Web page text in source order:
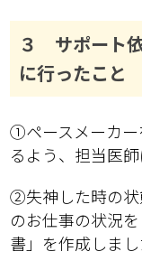
３ サポート
に行ったこと
①ペースメーカー
るよう、担当医
②失神した時の状
のお仕事の状況
書」を作成しまし